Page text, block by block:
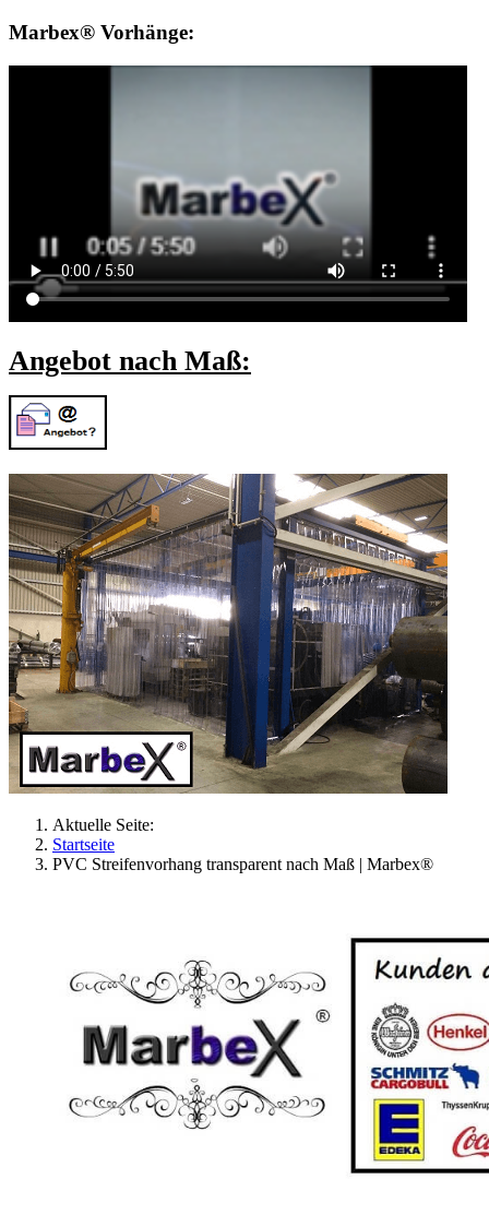
Marbex® Vorhänge:
Angebot nach Maß:
Aktuelle Seite:
Startseite
PVC Streifenvorhang transparent nach Maß | Marbex®